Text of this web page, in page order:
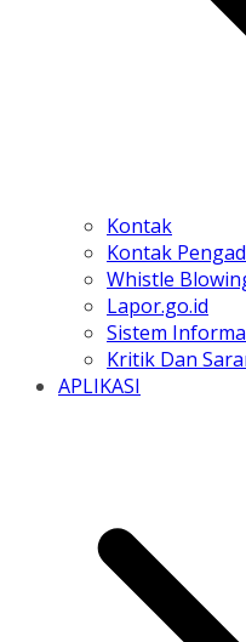
Kontak
Kontak
Whistle
Lapor.go.id
Sistem
Kritik Dan
APLIKASI